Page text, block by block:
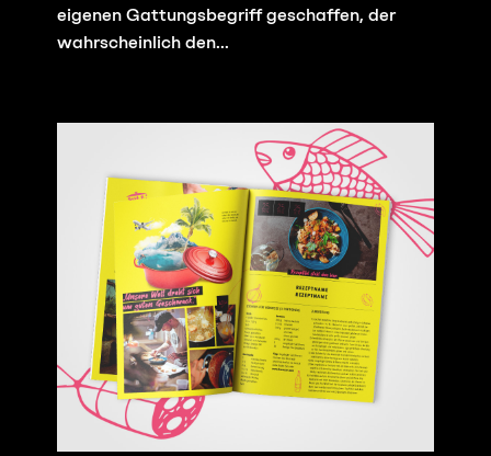
eigenen Gattungsbegriff geschaffen, der
wahrscheinlich den...